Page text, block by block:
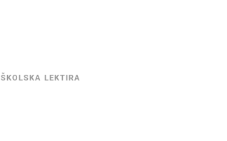
ŠKOLSKA LEKTIRA